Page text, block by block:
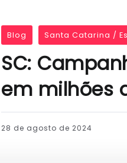
Blog Santa Catarina /
SC:
em milhões
28 de agosto de 2024